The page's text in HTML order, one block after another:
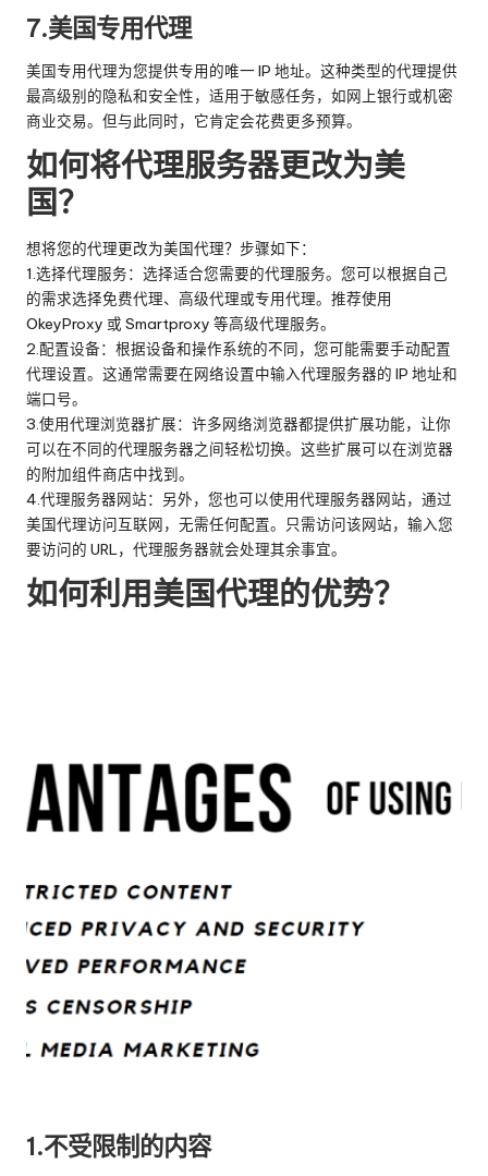
7.美国专用代理
美国专用代理为您提供专用的唯一 IP 地址。这种类型的代理提供
最高级别的隐私和安全性，适用于敏感任务，如网上银行或机密
商业交易。但与此同时，它肯定会花费更多预算。
如何将代理服务器更改为美
国？
想将您的代理更改为美国代理？步骤如下：
1.选择代理服务：选择适合您需要的代理服务。您可以根据自己
的需求选择免费代理、高级代理或专用代理。推荐使用
OkeyProxy 或 Smartproxy 等高级代理服务。
2.配置设备：根据设备和操作系统的不同，您可能需要手动配置
代理设置。这通常需要在网络设置中输入代理服务器的 IP 地址和
端口号。
3.使用代理浏览器扩展：许多网络浏览器都提供扩展功能，让你
可以在不同的代理服务器之间轻松切换。这些扩展可以在浏览器
的附加组件商店中找到。
4.代理服务器网站：另外，您也可以使用代理服务器网站，通过
美国代理访问互联网，无需任何配置。只需访问该网站，输入您
要访问的 URL，代理服务器就会处理其余事宜。
如何利用美国代理的优势？
1.不受限制的内容